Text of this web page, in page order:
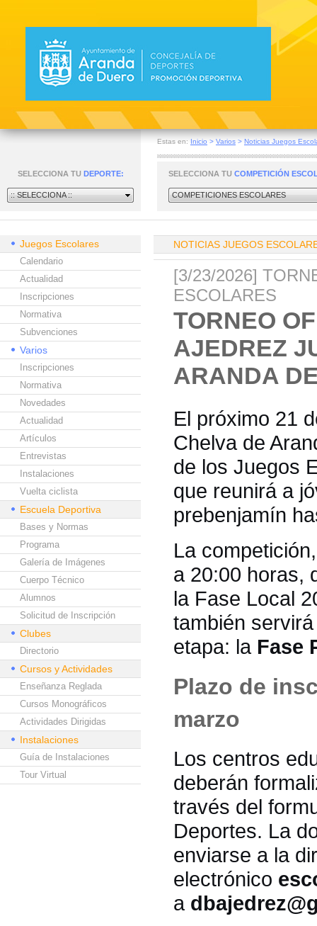
Estas en: Inicio > Varios > Noticias Juegos
SELECCIONA TU DEPORTE:
:: SELECCIONA ::
SELECCIONA TU COMPETICIÓN
COMPETICIONES ESCOLARES
Juegos Escolares
Calendario
Actualidad
Inscripciones
Normativa
Subvenciones
Varios
Inscripciones
Normativa
Novedades
Actualidad
Artículos
Entrevistas
Instalaciones
Vuelta ciclista
Escuela Deportiva
Bases y Normas
Programa
Galería de Imágenes
Cuerpo Técnico
Alumnos
Solicitud de Inscripción
Clubes
Directorio
Cursos y Actividades
Enseñanza Reglada
Cursos Monográficos
Actividades Dirigidas
Instalaciones
Guía de Instalaciones
Tour Virtual
NOTICIAS JUEGOS
[3/23/2026]
ESCOLARES
TORNEO
AJEDREZ
ARANDA
El próximo 21
Chelva de
de los Juegos
que reunirá a
prebenjamín
La
a 20:00 horas,
la Fase Local
también
etapa: la Fase
Plazo de
marzo
Los centros
deberán
través del
Deportes. La
enviarse a la
electrónico
a